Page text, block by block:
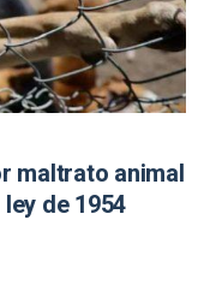
maltrato animal
de 1954